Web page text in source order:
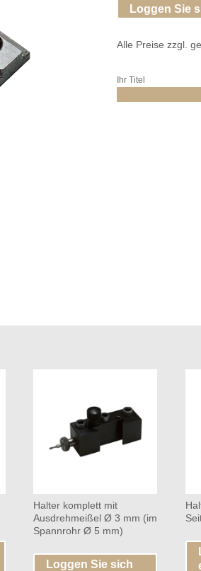
Loggen Sie
Alle Preise zzgl.
Ihr Titel
Halter komplett mit
Ausdrehmeißel Ø 3 mm (im
Spannrohr Ø 5 mm)
Loggen Sie sich